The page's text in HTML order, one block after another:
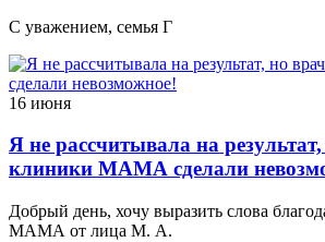
С уважением, семья Г
16 июня
Я не рассчитывала на
клиники МАМА сделали
Добрый день, хочу выразить слова
МАМА от лица М. А.